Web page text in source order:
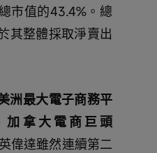
市值的43.4%。總
其整體採取淨賣出
洲最大電子商務平
加拿大電商巨頭
英偉達雖然連續第二